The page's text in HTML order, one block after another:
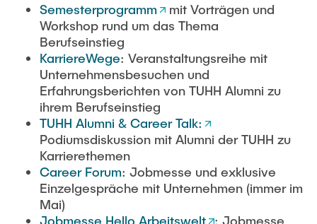
Semesterprogramm
mit Vorträgen und
Workshop rund um das Thema
Berufseinstieg
KarriereWege: Veranstaltungsreihe mit
Unternehmensbesuchen und
Erfahrungsberichten von TUHH Alumni zu
ihrem Berufseinstieg
TUHH Alumni & Career Talk:
Podiumsdiskussion mit Alumni der TUHH zu
Karrierethemen
Career Forum: Jobmesse und exklusive
Einzelgespräche mit Unternehmen (immer im
Mai)
Jobmesse Hello Arbeitswelt : Jobmesse